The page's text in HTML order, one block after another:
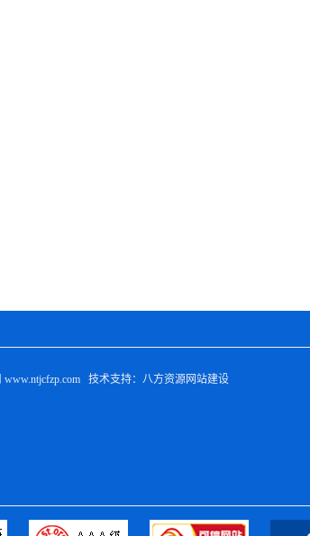
www.ntjcfzp.com   技术支持：八方资源网站建设